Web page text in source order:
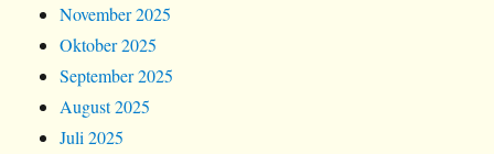
November 2025
Oktober 2025
September 2025
August 2025
Juli 2025